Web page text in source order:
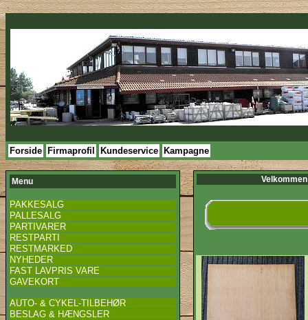
Forside Firmaprofil Kundeservice Kampagne
Menu
PAKKESALG
PALLESALG
PARTIVARER
RESTPARTI
RESTMARKED
NYHEDER
FAST LAVPRIS VARE
GAVEKORT
AUTO- & CYKEL-TILBEHØR
BESLAG & HÆNGSLER